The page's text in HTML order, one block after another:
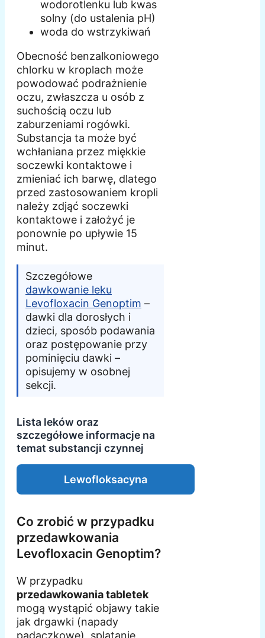
wodorotlenku lub kwas
solny (do ustalenia pH)
woda do wstrzykiwań
Obecność benzalkoniowego
chlorku w kroplach może
powodować podrażnienie
oczu, zwłaszcza u osób z
suchością oczu lub
zaburzeniami rogówki.
Substancja ta może być
wchłaniana przez miękkie
soczewki kontaktowe i
zmieniać ich barwę, dlatego
przed zastosowaniem kropli
należy zdjąć soczewki
kontaktowe i założyć je
ponownie po upływie 15
minut.
Szczegółowe
dawkowanie leku
Levofloxacin Genoptim –
dawki dla dorosłych i
dzieci, sposób podawania
oraz postępowanie przy
pominięciu dawki –
opisujemy w osobnej
sekcji.
Lista leków oraz
szczegółowe informacje na
temat substancji czynnej
Lewofloksacyna
Co zrobić w przypadku
przedawkowania
Levofloxacin Genoptim?
W przypadku
przedawkowania tabletek
mogą wystąpić objawy takie
jak drgawki (napady
padaczkowe), splątanie,